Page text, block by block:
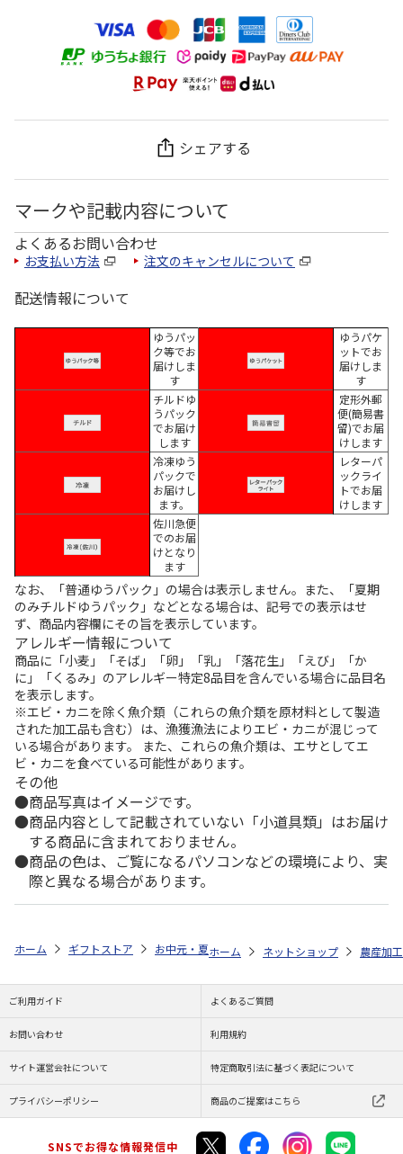
シェアする
マークや記載内容について
よくあるお問い合わせ
お支払い方法 注文のキャンセルについて
配送情報について
ゆうパッ
ク等でお
届けしま
す
ゆうパケ
ットでお
届けしま
す
チルドゆ
うパック
でお届け
します
定形外郵
便(簡易書
留)でお届
けします
冷凍ゆう
パックで
お届けし
ます。
レターパ
ックライ
トでお届
けします
佐川急便
でのお届
けとなり
ます
なお、「普通ゆうパック」の場合は表示しません。また、「夏期
のみチルドゆうパック」などとなる場合は、記号での表示はせ
ず、商品内容欄にその旨を表示しています。
アレルギー情報について
商品に「小麦」「そば」「卵」「乳」「落花生」「えび」「か
に」「くるみ」のアレルギー特定8品目を含んでいる場合に品目名
を表示します。
※エビ・カニを除く魚介類（これらの魚介類を原材料として製造
された加工品も含む）は、漁獲漁法によりエビ・カニが混じって
いる場合があります。 また、これらの魚介類は、エサとしてエ
ビ・カニを食べている可能性があります。
その他
商品写真はイメージです。
商品内容として記載されていない「小道具類」はお届け
する商品に含まれておりません。
商品の色は、ご覧になるパソコンなどの環境により、実
際と異なる場合があります。
ホーム ギフトストア お中元・夏ギフト特集 2026 ゆうゆうギフト
ホーム ネットショップ 農産加
ご利用ガイド よくあるご質問
お問い合わせ 利用規約
サイト運営会社について 特定商取引法に基づく表記について
プライバシーポリシー 商品のご提案はこちら
SNSでお得な情報発信中